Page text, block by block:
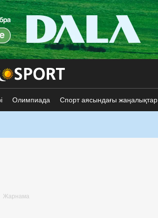
Олимпиада Спорт аясындағы жаңалықтар